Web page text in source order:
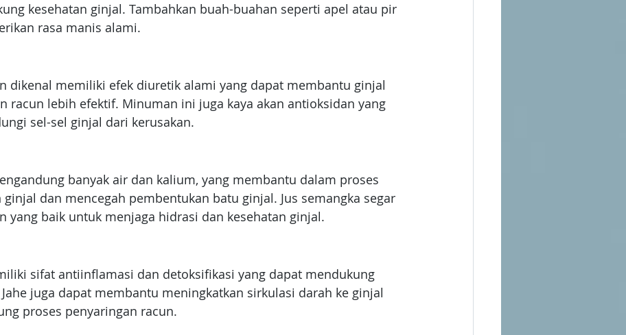
kesehatan ginjal. Tambahkan buah-buahan seperti apel atau pir
rasa manis alami.
dikenal memiliki efek diuretik alami yang dapat membantu ginjal
racun lebih efektif. Minuman ini juga kaya akan antioksidan yang
sel-sel ginjal dari kerusakan.
banyak air dan kalium, yang membantu dalam proses
dan mencegah pembentukan batu ginjal. Jus semangka segar
yang baik untuk menjaga hidrasi dan kesehatan ginjal.
sifat antiinflamasi dan detoksifikasi yang dapat mendukung
juga dapat membantu meningkatkan sirkulasi darah ke ginjal
proses penyaringan racun.